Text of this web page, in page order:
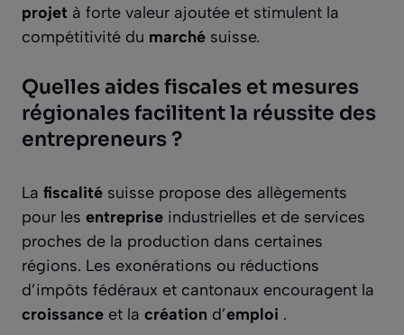
projet à forte valeur ajoutée et stimulent la
compétitivité du marché suisse.
Quelles aides fiscales et mesures
régionales facilitent la réussite des
entrepreneurs ?
La fiscalité suisse propose des allègements
pour les entreprise industrielles et de services
proches de la production dans certaines
régions. Les exonérations ou réductions
d’impôts fédéraux et cantonaux encouragent la
croissance et la création d’emploi .